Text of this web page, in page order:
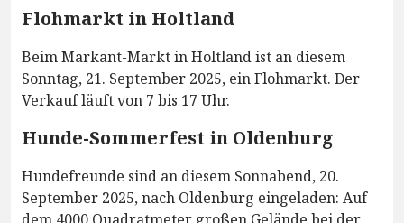
Flohmarkt in Holtland
Beim Markant-Markt in Holtland ist an diesem
Sonntag, 21. September 2025, ein Flohmarkt. Der
Verkauf läuft von 7 bis 17 Uhr.
Hunde-Sommerfest in Oldenburg
Hundefreunde sind an diesem Sonnabend, 20.
September 2025, nach Oldenburg eingeladen: Auf